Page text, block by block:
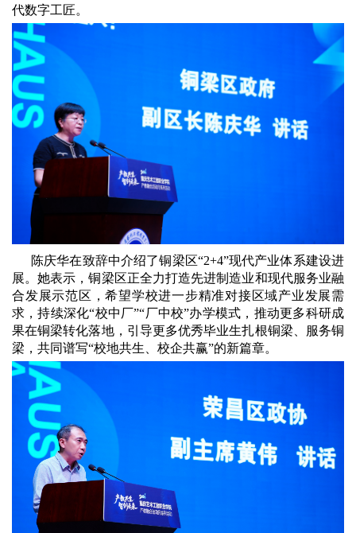
代数字工匠。
陈庆华在致辞中介绍了铜梁区“2+4”现代产业体系建设进
展。她表示，铜梁区正全力打造先进制造业和现代服务业融
合发展示范区，希望学校进一步精准对接区域产业发展需
求，持续深化“校中厂”“厂中校”办学模式，推动更多科研成
果在铜梁转化落地，引导更多优秀毕业生扎根铜梁、服务铜
梁，共同谱写“校地共生、校企共赢”的新篇章。